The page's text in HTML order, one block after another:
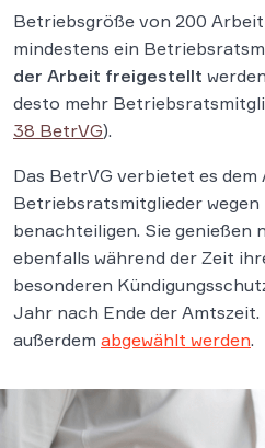
Betriebsgröße von 200
mindestens ein
der Arbeit freigestellt
desto mehr
38 BetrVG).
Das BetrVG verbietet es dem
Betriebsratsmitglieder
benachteiligen. Sie genießen
ebenfalls während der Zeit
besonderen
Jahr nach Ende der
außerdem abgewählt werden.